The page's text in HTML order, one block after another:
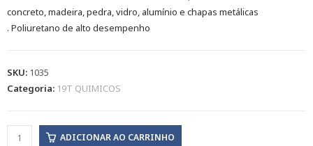
concreto, madeira, pedra, vidro, alumínio e chapas metálicas
. Poliuretano de alto desempenho
SKU: 1035
Categoria: 19T QUIMICOS
ADICIONAR AO CARRINHO